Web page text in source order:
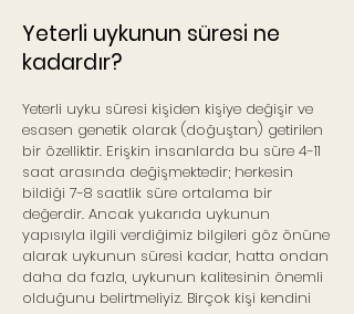
Yeterli uykunun süresi ne
kadardır?
Yeterli uyku süresi kişiden kişiye değişir ve
esasen genetik olarak (doğuştan) getirilen
bir özelliktir. Erişkin insanlarda bu süre 4-11
saat arasında değişmektedir; herkesin
bildiği 7-8 saatlik süre ortalama bir
değerdir. Ancak yukarıda uykunun
yapısıyla ilgili verdiğimiz bilgileri göz önüne
alarak uykunun süresi kadar, hatta ondan
daha da fazla, uykunun kalitesinin önemli
olduğunu belirtmeliyiz. Birçok kişi kendini